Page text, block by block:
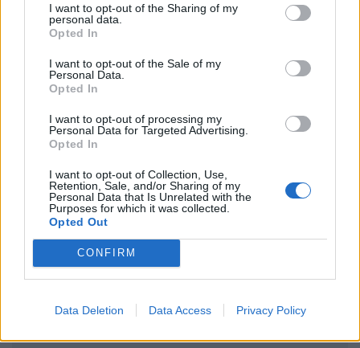
I want to opt-out of the Sharing of my
personal data.
Opted In
I want to opt-out of the Sale of my
Personal Data.
Opted In
I want to opt-out of processing my
Personal Data for Targeted Advertising.
Opted In
I want to opt-out of Collection, Use,
Retention, Sale, and/or Sharing of my
Personal Data that Is Unrelated with the
Purposes for which it was collected.
Opted Out
CONFIRM
Data Deletion Data Access Privacy Policy
Dragnea. Romániában kineveznek egy bizottságot...
KEDVES OLVASÓNK!
A keresett cikk a portfolio.hu hírarchívumához
tartozik, melynek olvasása előfizetéses
regisztrációhoz kötött.
Az előfizetés a következőket tartalmazza:
Portfolio.hu teljes cikkarchívum
Kötéslisták: BÉT elmúlt 2 év napon belüli
kötéslistái
Előfizetés